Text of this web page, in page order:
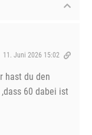
11. Juni 2026 15:02
hast du den
60 dabei ist